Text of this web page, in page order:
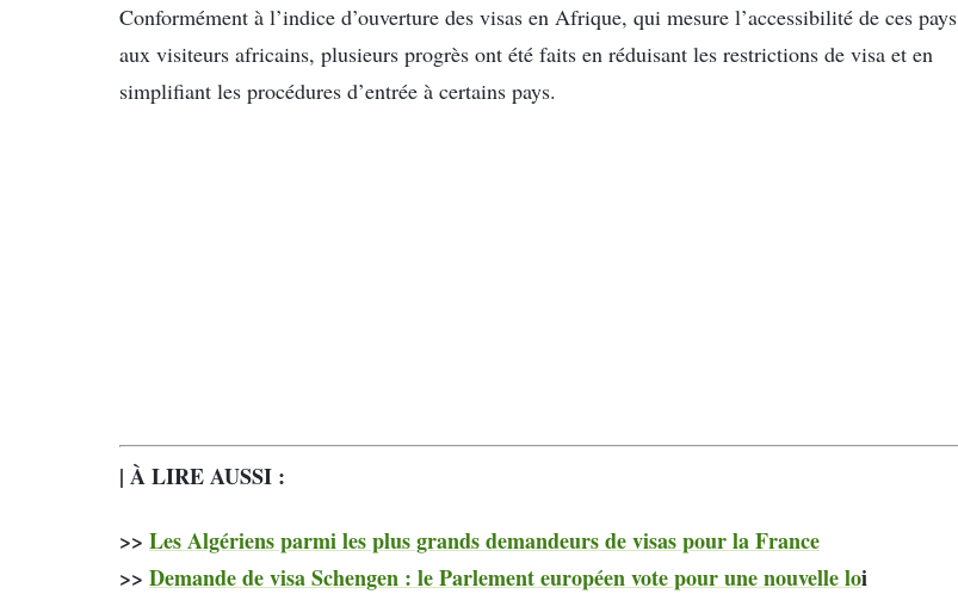
Conformément à l’indice d’ouverture des visas en Afrique, qui mesure l’accessibilité de ces pays
aux visiteurs africains, plusieurs progrès ont été faits en réduisant les restrictions de visa et en
simplifiant les procédures d’entrée à certains pays.
| À LIRE AUSSI :
>> Les Algériens parmi les plus grands demandeurs de visas pour la France
>> Demande de visa Schengen : le Parlement européen vote pour une nouvelle loi